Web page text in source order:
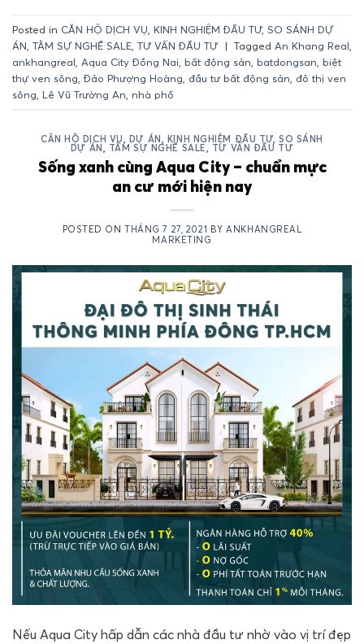
Posted in CĂN HỘ DỊCH VỤ KINH NGHIỆM ĐẦU TƯ, SO SÁNH DỰ
ÁN TÂM SỰ NGHỀ SALE TƯ VẤN ĐẦU TƯ | Tagged An Khang Real
ankhangreal Aqua City Đồng Nai bất động sản batdongsan biệt
thự ven sông ,Đảo Phượng Hoàng đầu tư bất động sản đô thị ven
sông Lê Vũ Trường An nhà phố
CĂN HỘ DỊCH VỤ DỰ ÁN KINH NGHIỆM ĐẦU TƯ,SO SÁNH
DỰ ÁN TÂM SỰ NGHỀ SALE TƯ VẤN ĐẦU TƯ
Sống xanh cùng Aqua City – chuẩn mực
an cư mới hiện nay
POSTED ONTHÁNG 7 27, 2021 BYANKHANGREAL
MARKETING
Nếu Aqua City hấp dẫn các nhà đầu tư nhờ vào vị trí đẹp